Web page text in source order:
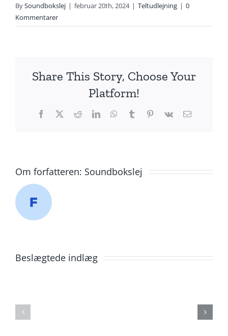
BySoundbokslej | februar 20th, 2024 | Teltudlejning | 0
Kommentarer
Share This Story, Choose Your
Platform!
Facebook
X RedditLinkedInWhatsApp
TumblrPinterest
Vk
E-
Om forfatteren: Soundbokslej
Beslægtede indlæg